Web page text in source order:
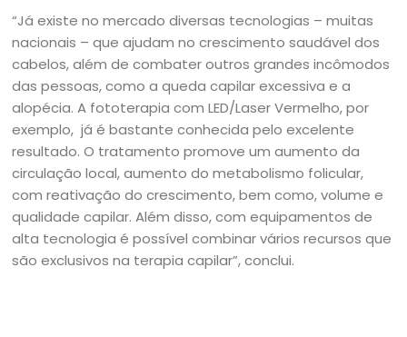
“Já existe no mercado diversas tecnologias – muitas
nacionais – que ajudam no crescimento saudável dos
cabelos, além de combater outros grandes incômodos
das pessoas, como a queda capilar excessiva e a
alopécia. A fototerapia com LED/Laser Vermelho, por
exemplo, já é bastante conhecida pelo excelente
resultado. O tratamento promove um aumento da
circulação local, aumento do metabolismo folicular,
com reativação do crescimento, bem como, volume e
qualidade capilar. Além disso, com equipamentos de
alta tecnologia é possível combinar vários recursos que
são exclusivos na terapia capilar”, conclui.